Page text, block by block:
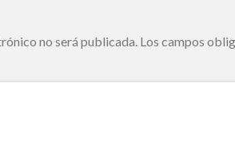
no será publicada. Los campos